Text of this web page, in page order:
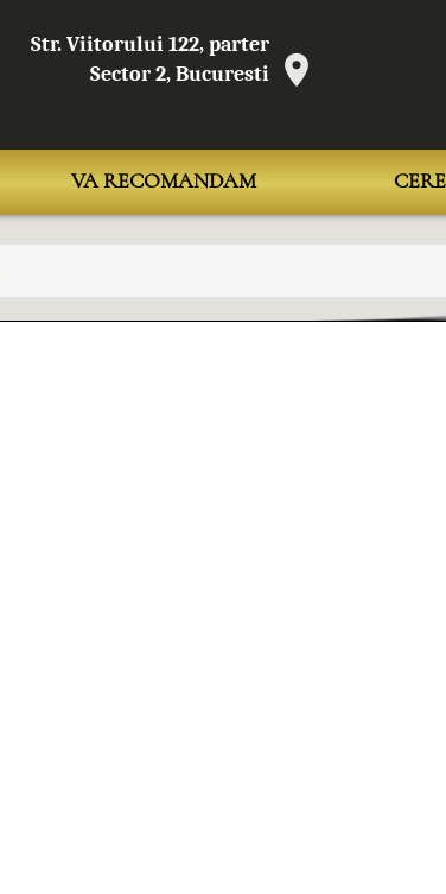
Str. Viitorului 122, parter
Sector 2, Bucuresti
VA RECOMANDAM